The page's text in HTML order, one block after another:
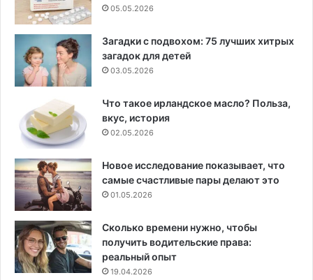
05.05.2026
Загадки с подвохом: 75 лучших хитрых
загадок для детей
03.05.2026
Что такое ирландское масло? Польза,
вкус, история
02.05.2026
Новое исследование показывает, что
самые счастливые пары делают это
01.05.2026
Сколько времени нужно, чтобы
получить водительские права:
реальный опыт
19.04.2026